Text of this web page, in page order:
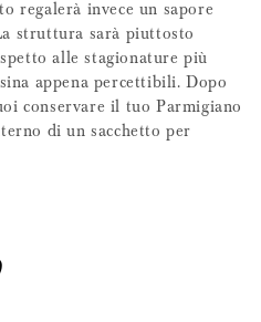
regalerà invece un sapore
struttura sarà piuttosto
alle stagionature più
appena percettibili. Dopo
conservare il tuo Parmigiano
di un sacchetto per